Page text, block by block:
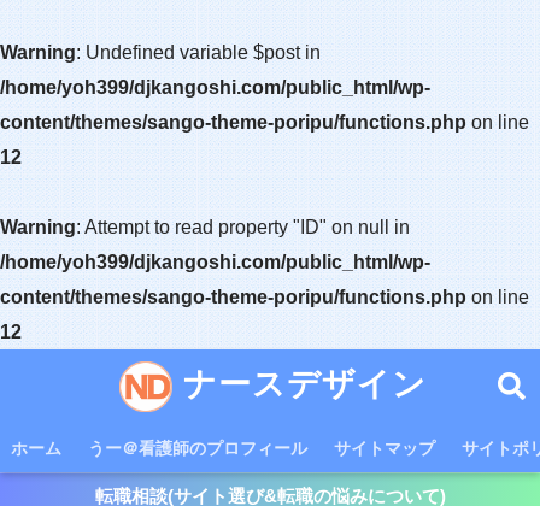
Warning: Undefined variable $post in
/home/yoh399/djkangoshi.com/public_html/wp-
content/themes/sango-theme-poripu/functions.phpon line
12
Warning: Attempt to read property "ID" on null in
/home/yoh399/djkangoshi.com/public_html/wp-
content/themes/sango-theme-poripu/functions.php on line
12
ナースデザイン
ホーム うー＠看護師のプロフィール サイトマップ サイトポ
転職相談(サイト選び&転職の悩みについて)